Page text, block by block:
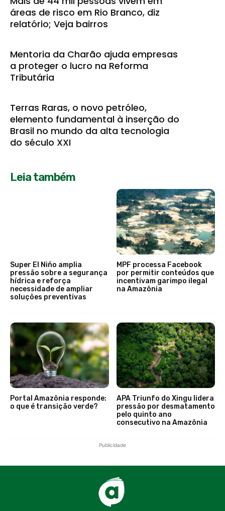
áreas de risco em Rio Branco, diz
relatório; Veja bairros
Mentoria da Charão ajuda empresas
a proteger o lucro na Reforma
Tributária
Terras Raras, o novo petróleo,
elemento fundamental à inserção do
Brasil no mundo da alta tecnologia
do século XXI
Leia também
Super El Niño amplia
pressão sobre a segurança
hídrica e reforça
necessidade de ampliar
soluções preventivas
MPF processa Facebook
por permitir conteúdos que
incentivam garimpo ilegal
na Amazônia
Portal Amazônia responde:
o que é transição verde?
APA Triunfo do Xingu lidera
pressão por desmatamento
pelo quinto ano
consecutivo na Amazônia
Publicidade